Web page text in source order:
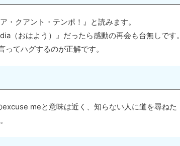
・クアント・テンポ！』と読みます。
（おはよう）』だったら感動の再会も台無しです。
ってハグするのが正解です。
excuse meと意味は近く、知らない人に道を尋ねた